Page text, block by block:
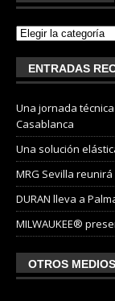
ENTRADAS
Una jornada
Casablanca
Una solución
MRG Sevilla
DURAN lleva a
MILWAUKEE®
OTROS